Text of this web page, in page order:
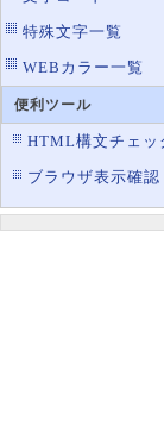
特殊文字一覧
WEBカラー一覧
便利ツール
HTML構文チェッ
ブラウザ表示確認